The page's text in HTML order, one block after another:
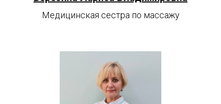
Медицинская сестра по массажу